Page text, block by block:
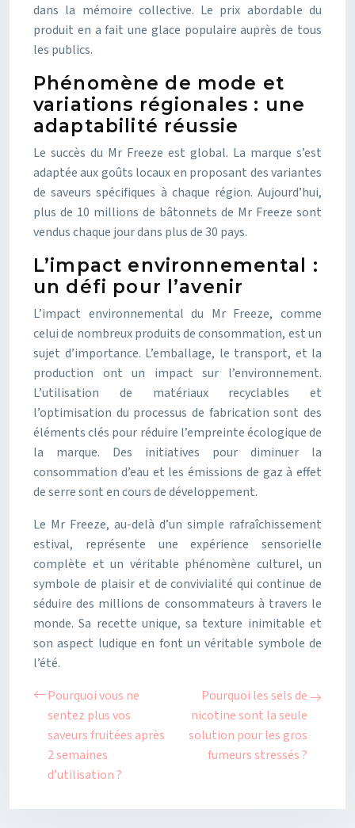
dans la mémoire collective. Le prix abordable du
produit en a fait une glace populaire auprès de tous
les publics.
Phénomène de mode et
variations régionales : une
adaptabilité réussie
Le succès du Mr Freeze est global. La marque s’est
adaptée aux goûts locaux en proposant des variantes
de saveurs spécifiques à chaque région. Aujourd’hui,
plus de 10 millions de bâtonnets de Mr Freeze sont
vendus chaque jour dans plus de 30 pays.
L’impact environnemental :
un défi pour l’avenir
L’impact environnemental du Mr Freeze, comme
celui de nombreux produits de consommation, est un
sujet d’importance. L’emballage, le transport, et la
production ont un impact sur l’environnement.
L’utilisation de matériaux recyclables et
l’optimisation du processus de fabrication sont des
éléments clés pour réduire l’empreinte écologique de
la marque. Des initiatives pour diminuer la
consommation d’eau et les émissions de gaz à effet
de serre sont en cours de développement.
Le Mr Freeze, au-delà d’un simple rafraîchissement
estival, représente une expérience sensorielle
complète et un véritable phénomène culturel, un
symbole de plaisir et de convivialité qui continue de
séduire des millions de consommateurs à travers le
monde. Sa recette unique, sa texture inimitable et
son aspect ludique en font un véritable symbole de
l’été.
Pourquoi vous ne
sentez plus vos
saveurs fruitées après
2 semaines
d’utilisation ?
Pourquoi les sels de
nicotine sont la seule
solution pour les gros
fumeurs stressés ?